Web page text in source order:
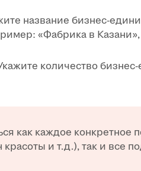
название бизнес-
«Фабрика в
количество
как каждое конкретное
и т.д.), так и все